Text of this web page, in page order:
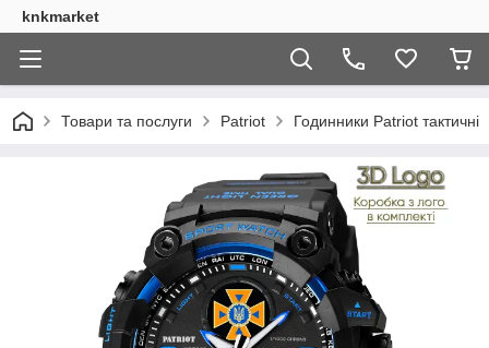
knkmarket
Товари та послуги Patriot Годинники Patriot тактичні